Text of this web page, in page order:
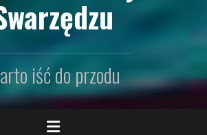
iść do przodu